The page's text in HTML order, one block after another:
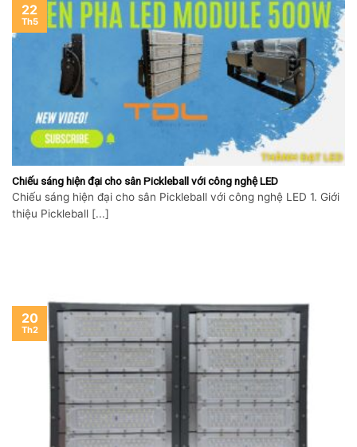
Chiếu sáng hiện đại cho sân Pickleball với công nghệ LED
Chiếu sáng hiện đại cho sân Pickleball với công nghệ LED 1. Giới
thiệu Pickleball [...]
22
Th5
20
Th2